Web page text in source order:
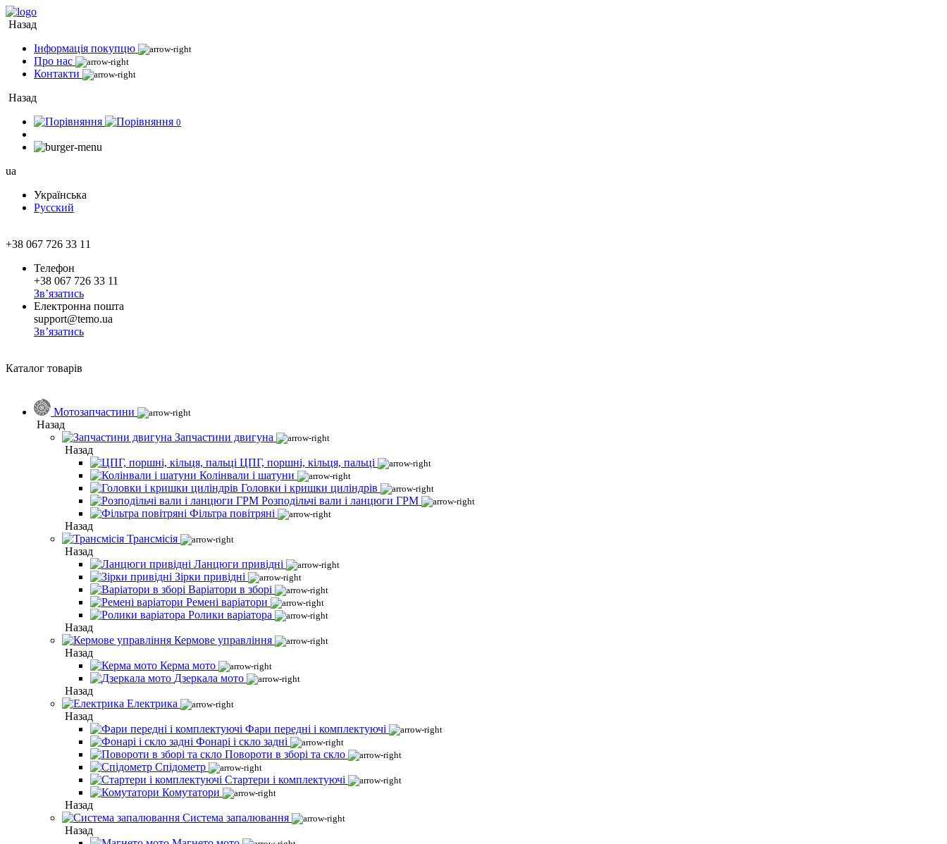
Назад
Інформація покупцю
Про нас
Контакти
Назад
0
ua
Українська
Русский
+38 067 726 33 11
Телефон
+38 067 726 33 11
Зв’язатись
Електронна пошта
support@temo.ua
Зв’язатись
Каталог товарів
Мотозапчастини
Назад
Запчастини двигуна
Назад
ЦПГ, поршні, кільця, пальці
Колінвали і шатуни
Головки і кришки циліндрів
Розподільчі вали і ланцюги ГРМ
Фільтра повітряні
Назад
Трансмісія
Назад
Ланцюги привідні
Зірки привідні
Варіатори в зборі
Ремені варіатори
Ролики варіатора
Назад
Кермове управління
Назад
Керма мото
Дзеркала мото
Назад
Електрика
Назад
Фари передні і комплектуючі
Фонарі і скло задні
Повороти в зборі та скло
Спідометр
Стартери і комплектуючі
Комутатори
Назад
Система запалювання
Назад